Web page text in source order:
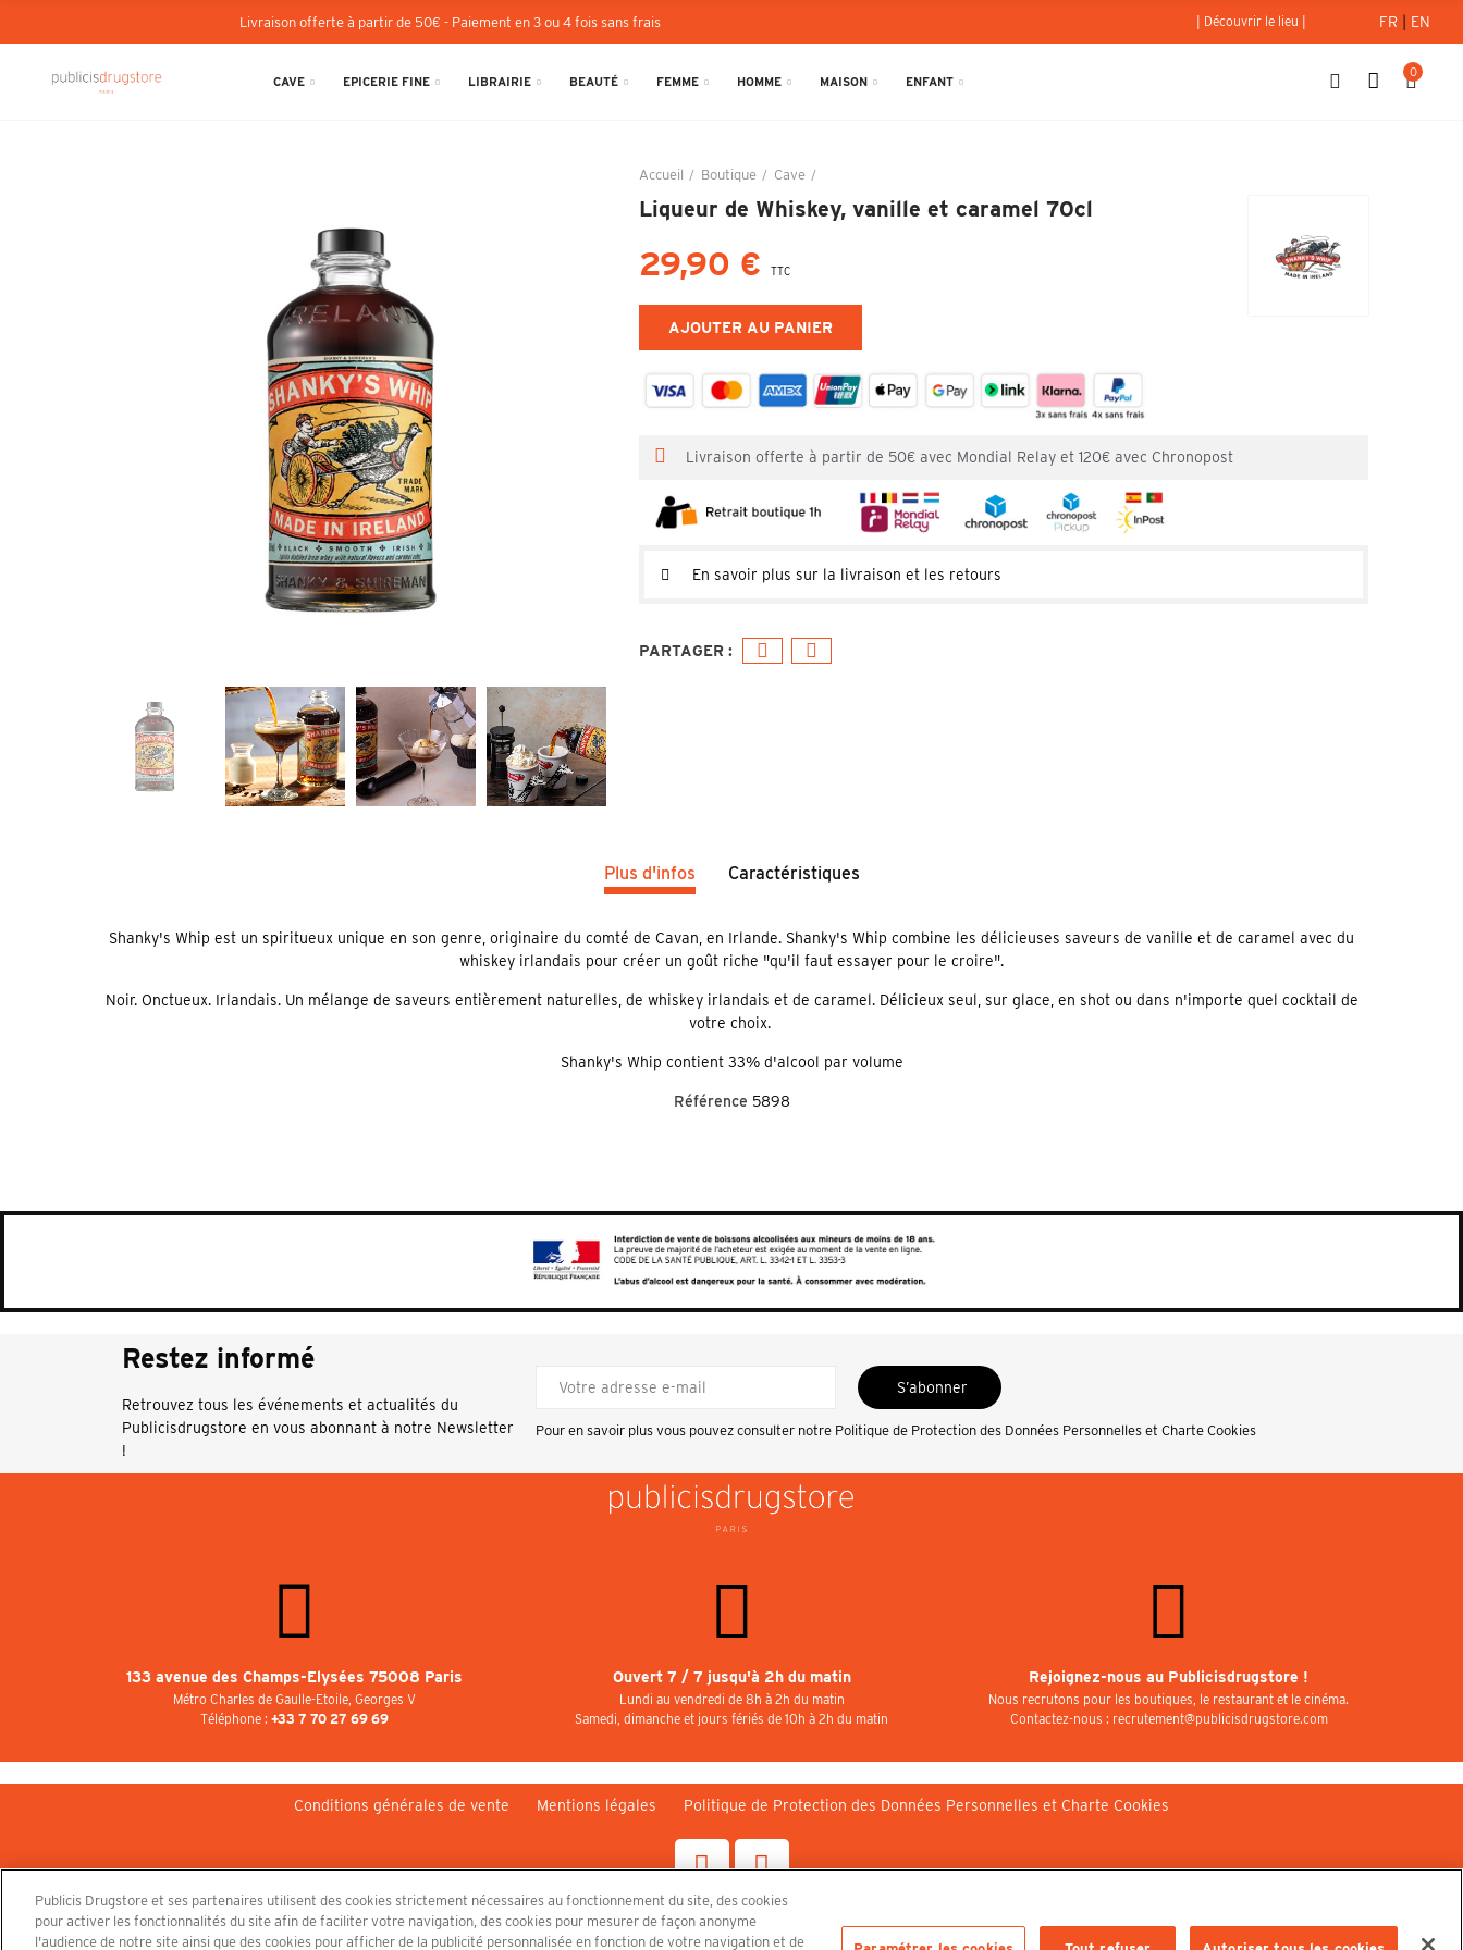
Livraison offerte à partir de 50€ - Paiement en 3 ou 4 fois sans frais | Découvrir le lieu | FR | EN
CAVE EPICERIE FINE LIBRAIRIE BEAUTÉ FEMME HOMME MAISON ENFANT
0
Accueil Boutique Cave
Liqueur de Whiskey, vanille et caramel 70cl
29,90 € TTC
AJOUTER AU PANIER
Livraison offerte à partir de 50€ avec Mondial Relay et 120€ avec Chronopost
En savoir plus sur la livraison et les retours
Plus d'infos Caractéristiques
Shanky's Whip est un spiritueux unique en son genre, originaire du comté de Cavan, en Irlande. Shanky's Whip combine les délicieuses saveurs de vanille et de caramel avec du
whiskey irlandais pour créer un goût riche "qu'il faut essayer pour le croire".
Noir. Onctueux. Irlandais. Un mélange de saveurs entièrement naturelles, de whiskey irlandais et de caramel. Délicieux seul, sur glace, en shot ou dans n'importe quel cocktail de
votre choix.
Shanky's Whip contient 33% d'alcool par volume
Référence 5898
Restez informé
Retrouvez tous les événements et actualités du
Publicisdrugstore en vous abonnant à notre Newsletter
!
S’abonner
Pour en savoir plus vous pouvez consulter notre Politique de Protection des Données Personnelles et Charte Cookies
133 avenue des Champs-Elysées 75008 Paris
Métro Charles de Gaulle-Etoile, Georges V
Téléphone : +33 7 70 27 69 69
Ouvert 7 / 7 jusqu'à 2h du matin
Lundi au vendredi de 8h à 2h du matin
Samedi, dimanche et jours fériés de 10h à 2h du matin
Rejoignez-nous au Publicisdrugstore !
Nous recrutons pour les boutiques, le restaurant et le cinéma.
Contactez-nous : recrutement@publicisdrugstore.com
Conditions générales de vente Mentions légales Politique de Protection des Données Personnelles et Charte Cookies
Découvrez le PUBLICISDRUGSTORE
Publicis Drugstore et ses partenaires utilisent des cookies strictement nécessaires au fonctionnement du site, des cookies
pour activer les fonctionnalités du site afin de faciliter votre navigation, des cookies pour mesurer de façon anonyme
l'audience de notre site ainsi que des cookies pour afficher de la publicité personnalisée en fonction de votre navigation et de